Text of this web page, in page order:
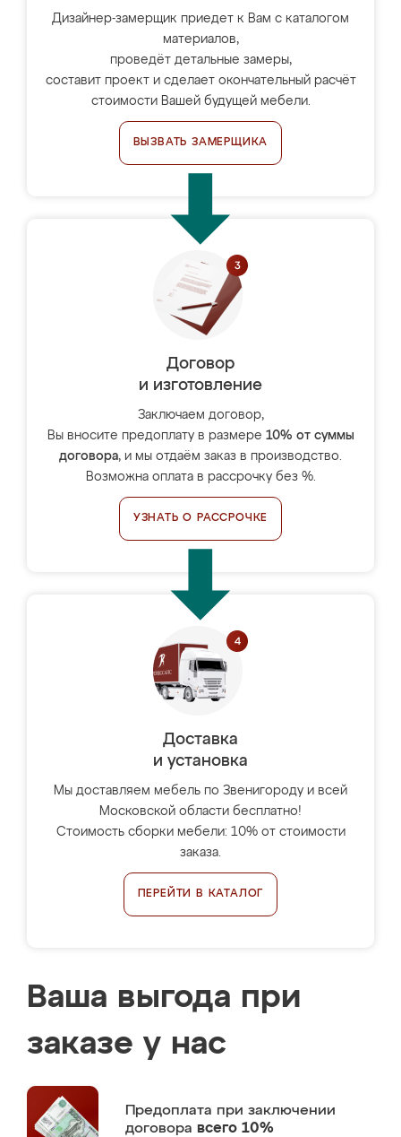
Дизайнер-замерщик приедет к Вам с каталогом
материалов,
проведёт детальные замеры,
составит проект и сделает окончательный расчёт
стоимости Вашей будущей мебели.
ВЫЗВАТЬ ЗАМЕРЩИКА
Договор
и изготовление
Заключаем договор,
Вы вносите предоплату в размере 10% от суммы
договора, и мы отдаём заказ в производство.
Возможна оплата в рассрочку без %.
УЗНАТЬ О РАССРОЧКЕ
Доставка
и установка
Мы доставляем мебель по Звенигороду и всей
Московской области бесплатно!
Стоимость сборки мебели: 10% от стоимости
заказа.
ПЕРЕЙТИ В КАТАЛОГ
Ваша выгода при
заказе у нас
Предоплата при заключении
договора всего 10%